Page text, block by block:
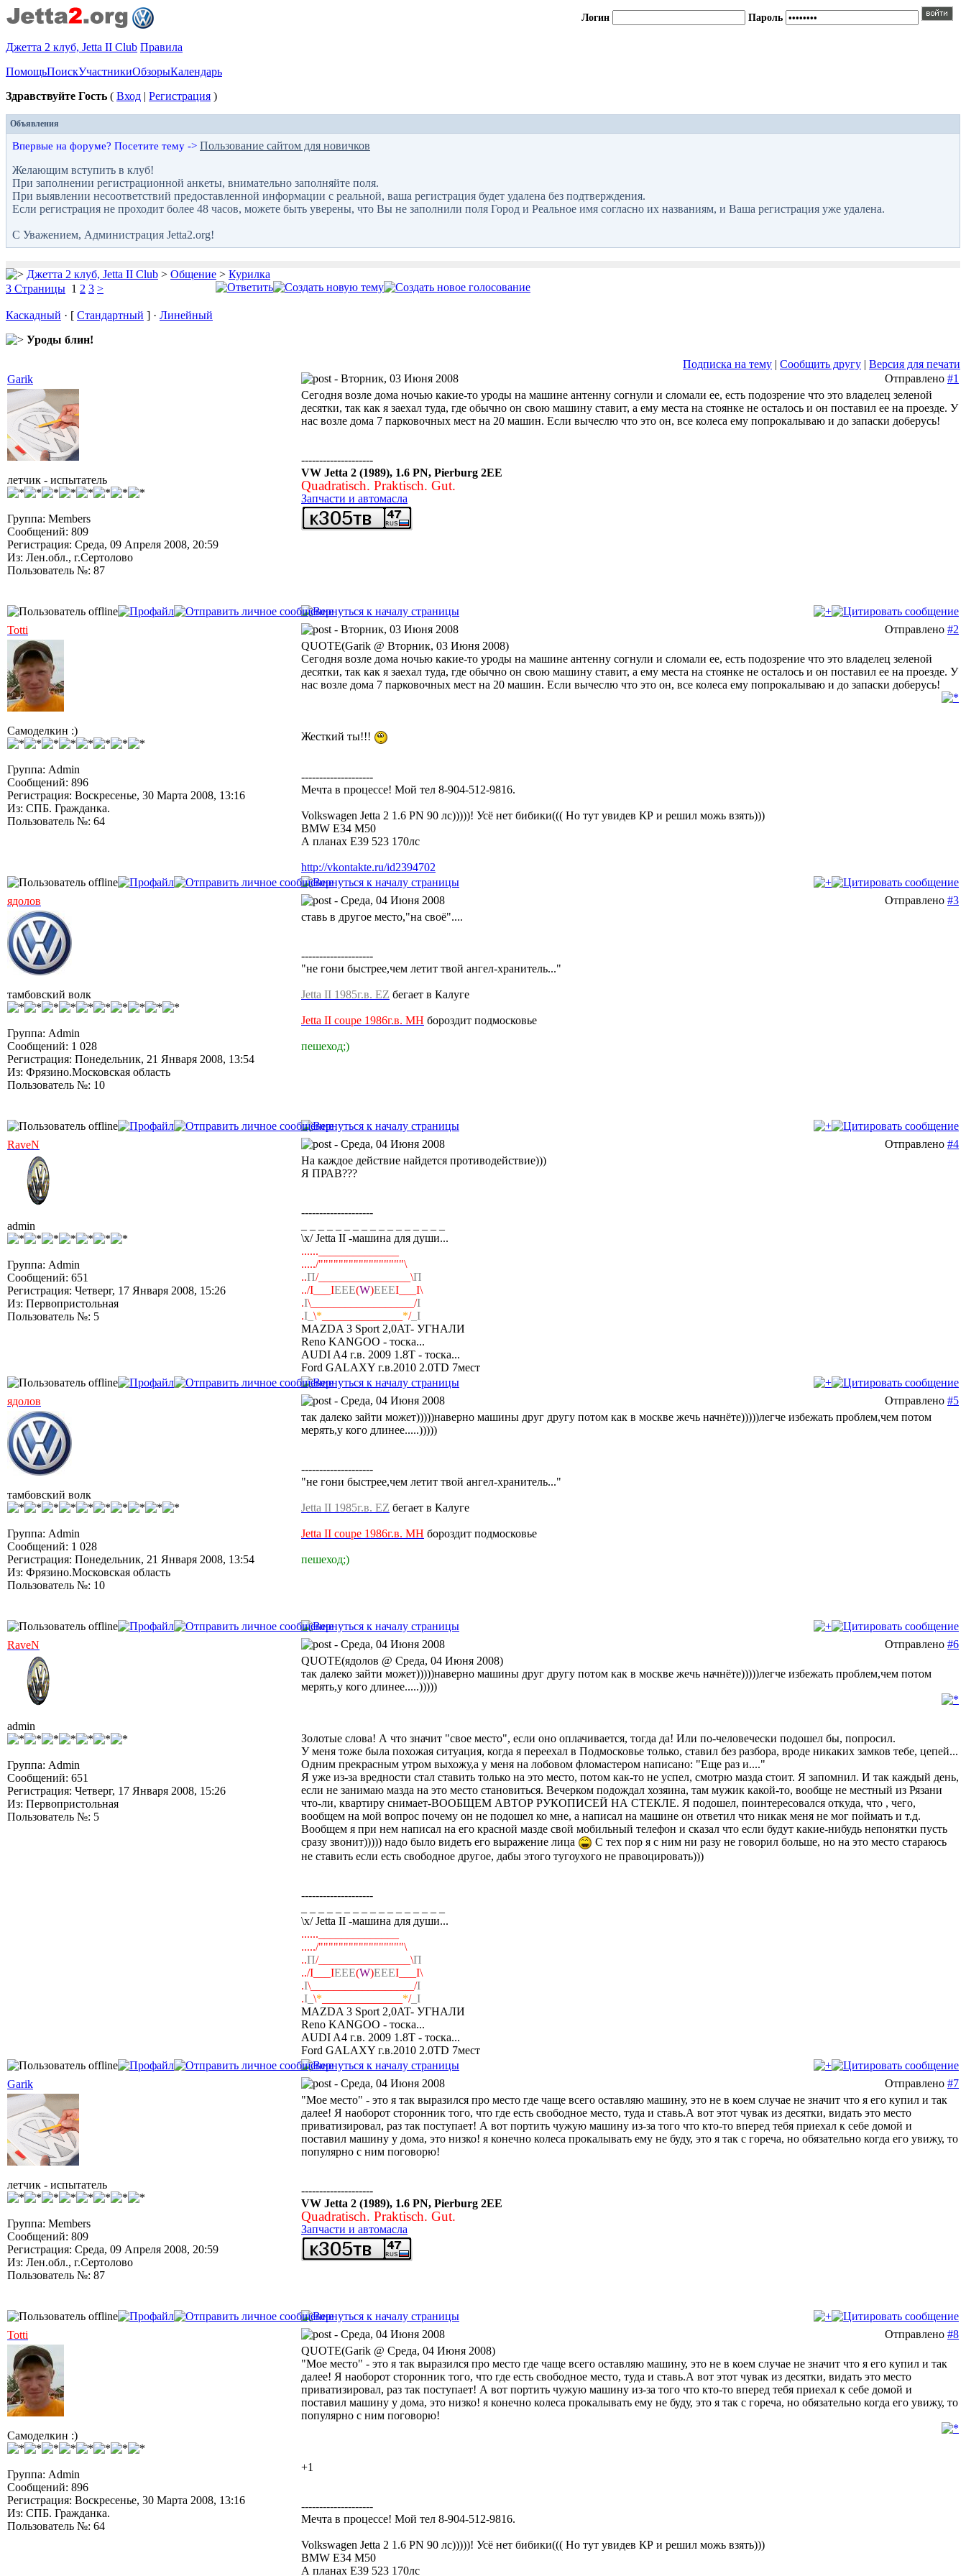
Логин Пароль
Джетта 2 клуб, Jetta II Club Правила
ПомощьПоискУчастникиОбзорыКалендарь
Здравствуйте Гость ( Вход | Регистрация )
Объявления
Впервые на форуме? Посетите тему -> Пользование сайтом для новичков
Желающим вступить в клуб!
При заполнении регистрационной анкеты, внимательно заполняйте поля.
При выявлении несоответствий предоставленной информации с реальной, ваша регистрация будет удалена без подтверждения.
Если регистрация не проходит более 48 часов, можете быть уверены, что Вы не заполнили поля Город и Реальное имя согласно их названиям, и Ваша регистрация уже удалена.
С Уважением, Администрация Jetta2.org!
Джетта 2 клуб, Jetta II Club > Общение > Курилка
3 Страницы 1 2 3 >
Каскадный · [ Стандартный ] · Линейный
Уроды блин!
Подписка на тему | Сообщить другу | Версия для печати
Garik
- Вторник, 03 Июня 2008 Отправлено #1
летчик - испытатель
Группа: Members
Сообщений: 809
Регистрация: Среда, 09 Апреля 2008, 20:59
Из: Лен.обл., г.Сертолово
Пользователь №: 87
Сегодня возле дома ночью какие-то уроды на машине антенну согнули и сломали ее, есть подозрение что это владелец зеленой
десятки, так как я заехал туда, где обычно он свою машину ставит, а ему места на стоянке не осталось и он поставил ее на проезде. У
нас возле дома 7 парковочных мест на 20 машин. Если вычеслю что это он, все колеса ему попрокалываю и до запаски доберусь!
--------------------
VW Jetta 2 (1989), 1.6 PN, Pierburg 2EE
Quadratisch. Praktisch. Gut.
Запчасти и автомасла
Totti - Вторник, 03 Июня 2008 Отправлено #2
Самоделкин :)
Группа: Admin
Сообщений: 896
Регистрация: Воскресенье, 30 Марта 2008, 13:16
Из: СПБ. Гражданка.
Пользователь №: 64
QUOTE(Garik @ Вторник, 03 Июня 2008)
Сегодня возле дома ночью какие-то уроды на машине антенну согнули и сломали ее, есть подозрение что это владелец зеленой
десятки, так как я заехал туда, где обычно он свою машину ставит, а ему места на стоянке не осталось и он поставил ее на проезде. У
нас возле дома 7 парковочных мест на 20 машин. Если вычеслю что это он, все колеса ему попрокалываю и до запаски доберусь!
Жесткий ты!!!
--------------------
Мечта в процессе! Мой тел 8-904-512-9816.
Volkswagen Jetta 2 1.6 PN 90 лс)))))! Усё нет бибики((( Но тут увидев КР и решил можь взять)))
BMW E34 M50
А планах Е39 523 170лс
http://vkontakte.ru/id2394702
ядолов - Среда, 04 Июня 2008 Отправлено #3
тамбовский волк
Группа: Admin
Сообщений: 1 028
Регистрация: Понедельник, 21 Января 2008, 13:54
Из: Фрязино.Московская область
Пользователь №: 10
ставь в другое место,"на своё"....
--------------------
"не гони быстрее,чем летит твой ангел-хранитель..."
Jetta II 1985г.в. EZ бегает в Калуге
Jetta II coupe 1986г.в. MH бороздит подмосковье
пешеход;)
RaveN - Среда, 04 Июня 2008 Отправлено #4
admin
Группа: Admin
Сообщений: 651
Регистрация: Четверг, 17 Января 2008, 15:26
Из: Первопристольная
Пользователь №: 5
На каждое действие найдется противодействие)))
Я ПРАВ???
--------------------
\х/ Jetta II -машина для души...
......______________
...../"""""""""""""""""\
..П/________________\П
../I___IЕЕЕ(W)ЕЕЕI___I\
.I\__________________/I
.I_ \* */_I
MAZDA 3 Sport 2,0AT- УГНАЛИ
Reno KANGOO - тоска...
AUDI A4 г.в. 2009 1.8T - тоска...
Ford GALAXY г.в.2010 2.0TD 7мест
ядолов - Среда, 04 Июня 2008 Отправлено #5
тамбовский волк
Группа: Admin
Сообщений: 1 028
Регистрация: Понедельник, 21 Января 2008, 13:54
Из: Фрязино.Московская область
Пользователь №: 10
так далеко зайти может)))))наверно машины друг другу потом как в москве жечь начнёте)))))легче избежать проблем,чем потом
мерять,у кого длинее.....)))))
--------------------
"не гони быстрее,чем летит твой ангел-хранитель..."
Jetta II 1985г.в. EZ бегает в Калуге
Jetta II coupe 1986г.в. MH бороздит подмосковье
пешеход;)
RaveN - Среда, 04 Июня 2008 Отправлено #6
admin
Группа: Admin
Сообщений: 651
Регистрация: Четверг, 17 Января 2008, 15:26
Из: Первопристольная
Пользователь №: 5
QUOTE(ядолов @ Среда, 04 Июня 2008)
так далеко зайти может)))))наверно машины друг другу потом как в москве жечь начнёте)))))легче избежать проблем,чем потом
мерять,у кого длинее.....)))))
Золотые слова! А что значит "свое место", если оно оплачивается, тогда да! Или по-человечески подошел бы, попросил.
У меня тоже была похожая ситуация, когда я переехал в Подмосковье только, ставил без разбора, вроде никаких замков тебе, цепей...
Одним прекрасным утром выхожу,а у меня на лобовом фломастером написано: "Еще раз и...."
Я уже из-за вредности стал ставить только на это место, потом как-то не успел, смотрю мазда стоит. Я запомнил. И так каждый день,
если не занимаю мазда на это место становиться. Вечерком подождал хозяина, там мужик какой-то, вообще не местный из Рязани
что-ли, квартиру снимает-ВООБЩЕМ АВТОР РУКОПИСЕЙ НА СТЕКЛЕ. Я подошел, поинтересовался откуда, что , чего,
вообщем на мой вопрос почему он не подошел ко мне, а написал на машине он ответил что никак меня не мог поймать и т.д.
Вообщем я при нем написал на его красной мазде свой мобильный телефон и сказал что если будут какие-нибудь непонятки пусть
сразу звонит))))) надо было видеть его выражение лица
С тех пор я с ним ни разу не говорил больше, но на это место стараюсь
не ставить если есть свободное другое, дабы этого тугоухого не правоцировать)))
--------------------
\х/ Jetta II -машина для души...
......______________
...../"""""""""""""""""\
..П/________________\П
../I___IЕЕЕ(W)ЕЕЕI___I\
.I\__________________/I
.I_ \* */_I
MAZDA 3 Sport 2,0AT- УГНАЛИ
Reno KANGOO - тоска...
AUDI A4 г.в. 2009 1.8T - тоска...
Ford GALAXY г.в.2010 2.0TD 7мест
Garik - Среда, 04 Июня 2008 Отправлено #7
летчик - испытатель
Группа: Members
Сообщений: 809
Регистрация: Среда, 09 Апреля 2008, 20:59
Из: Лен.обл., г.Сертолово
Пользователь №: 87
"Мое место" - это я так выразился про место где чаще всего оставляю машину, это не в коем случае не значит что я его купил и так
далее! Я наоборот сторонник того, что где есть свободное место, туда и ставь.А вот этот чувак из десятки, видать это место
приватизировал, раз так поступает! А вот портить чужую машину из-за того что кто-то вперед тебя приехал к себе домой и
поставил машину у дома, это низко! я конечно колеса прокалывать ему не буду, это я так с гореча, но обязательно когда его увижу, то
популярно с ним поговорю!
--------------------
VW Jetta 2 (1989), 1.6 PN, Pierburg 2EE
Quadratisch. Praktisch. Gut.
Запчасти и автомасла
Totti - Среда, 04 Июня 2008 Отправлено #8
Самоделкин :)
Группа: Admin
Сообщений: 896
Регистрация: Воскресенье, 30 Марта 2008, 13:16
Из: СПБ. Гражданка.
Пользователь №: 64
QUOTE(Garik @ Среда, 04 Июня 2008)
"Мое место" - это я так выразился про место где чаще всего оставляю машину, это не в коем случае не значит что я его купил и так
далее! Я наоборот сторонник того, что где есть свободное место, туда и ставь.А вот этот чувак из десятки, видать это место
приватизировал, раз так поступает! А вот портить чужую машину из-за того что кто-то вперед тебя приехал к себе домой и
поставил машину у дома, это низко! я конечно колеса прокалывать ему не буду, это я так с гореча, но обязательно когда его увижу, то
популярно с ним поговорю!
+1
--------------------
Мечта в процессе! Мой тел 8-904-512-9816.
Volkswagen Jetta 2 1.6 PN 90 лс)))))! Усё нет бибики((( Но тут увидев КР и решил можь взять)))
BMW E34 M50
А планах Е39 523 170лс